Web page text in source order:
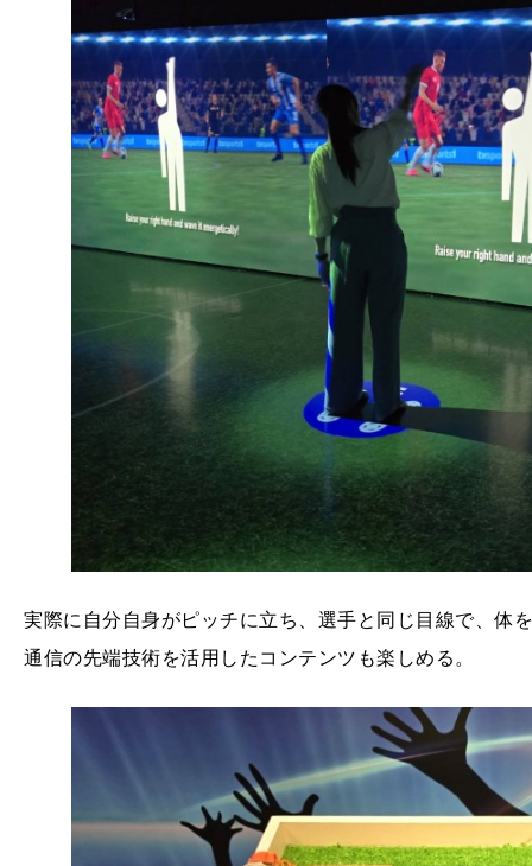
実際に自分自身がピッチに立ち、選手と同じ目線で、体
通信の先端技術を活用したコンテンツも楽しめる。